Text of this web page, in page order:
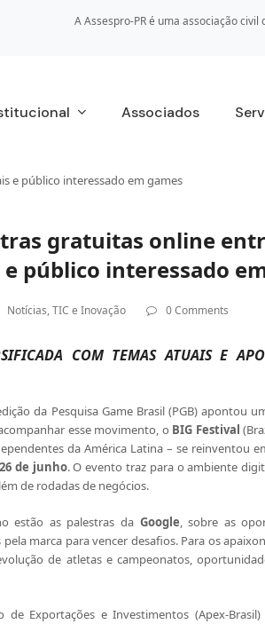
A Assespro-PR é uma associação
Associados
e público interessado em games
gratuitas online
público interessado
Notícias,TIC e Inovação 0 Comments
COM TEMAS ATUAIS E
da Pesquisa Game Brasil (PGB) apontou
esse movimento, o BIG Festival
da América Latina – se reinventou
de junho. O evento traz para o ambiente
de rodadas de negócios.
estão as palestras da Google, sobre as
marca para vencer desafios. Para os
de atletas e campeonatos,
Exportações e Investimentos (Apex-